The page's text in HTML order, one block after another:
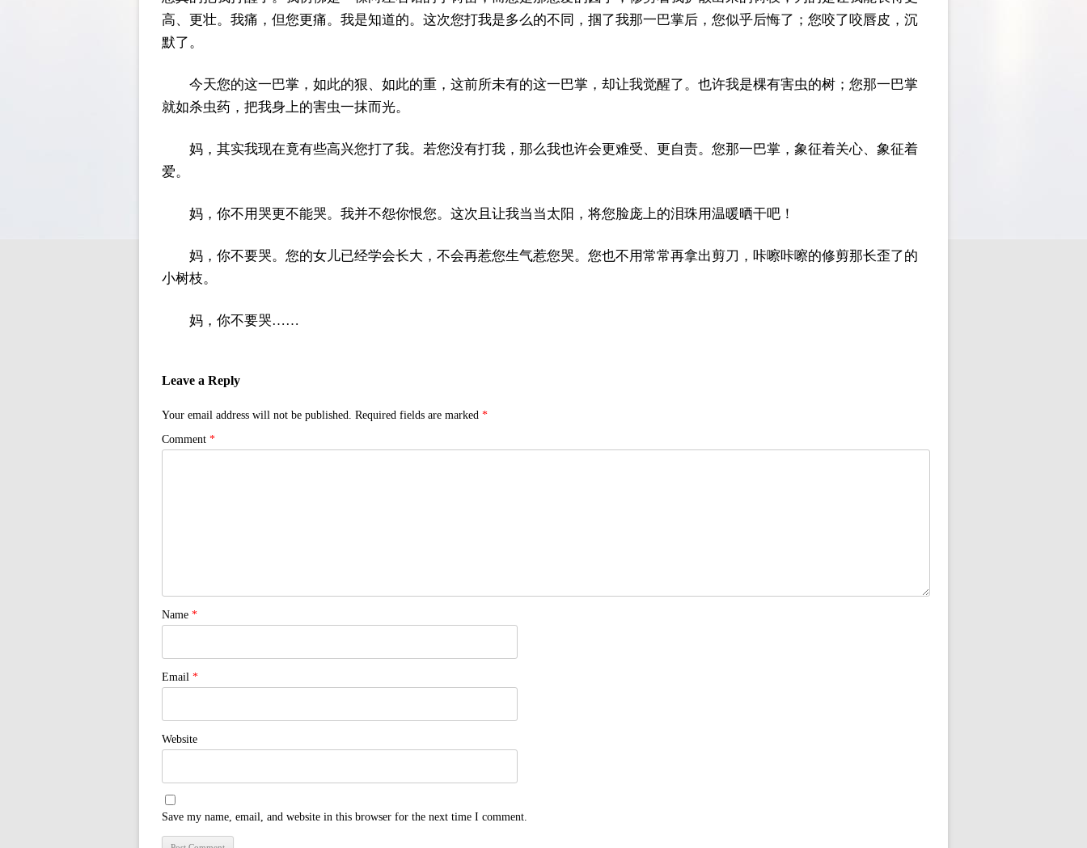
高、更壮。我痛，但您更痛。我是知道的。这次您打我是多么的不同，掴了我那一巴掌后，您似乎后悔了；您咬了咬唇皮，沉
默了。
今天您的这一巴掌，如此的狠、如此的重，这前所未有的这一巴掌，却让我觉醒了。也许我是棵有害虫的树；您那一巴掌
就如杀虫药，把我身上的害虫一抹而光。
妈，其实我现在竟有些高兴您打了我。若您没有打我，那么我也许会更难受、更自责。您那一巴掌，象征着关心、象征着
爱。
妈，你不用哭更不能哭。我并不怨你恨您。这次且让我当当太阳，将您脸庞上的泪珠用温暖晒干吧！
妈，你不要哭。您的女儿已经学会长大，不会再惹您生气惹您哭。您也不用常常再拿出剪刀，咔嚓咔嚓的修剪那长歪了的
小树枝。
妈，你不要哭……
Leave a Reply
Your email address will not be published. Required fields are marked *
Comment *
Name *
Email *
Website
Save my name, email, and website in this browser for the next time I comment.